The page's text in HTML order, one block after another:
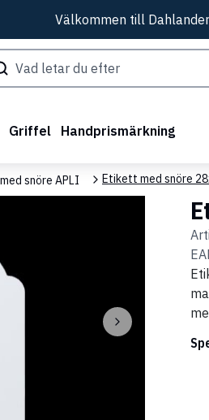
Välkommen till
Griffel Handprismärkning
snöre APLI Etikett med snöre